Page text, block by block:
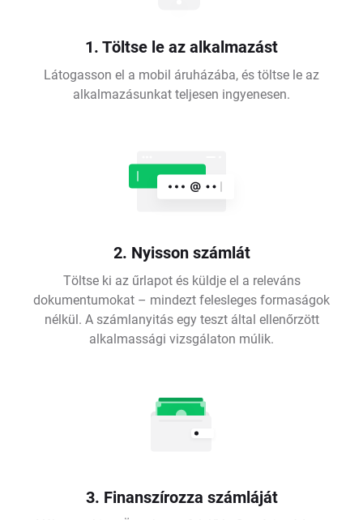
1. Töltse le az alkalmazást
Látogasson el a mobil áruházába, és töltse le az
alkalmazásunkat teljesen ingyenesen.
2. Nyisson számlát
Töltse ki az űrlapot és küldje el a releváns
dokumentumokat – mindezt felesleges formaságok
nélkül. A számlanyitás egy teszt által ellenőrzött
alkalmassági vizsgálaton múlik.
3. Finanszírozza számláját